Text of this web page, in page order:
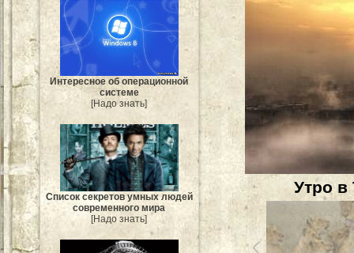
Интересное об операционной
системе
[Надо знать]
Список секретов умных людей
современного мира
[Надо знать]
Утро в